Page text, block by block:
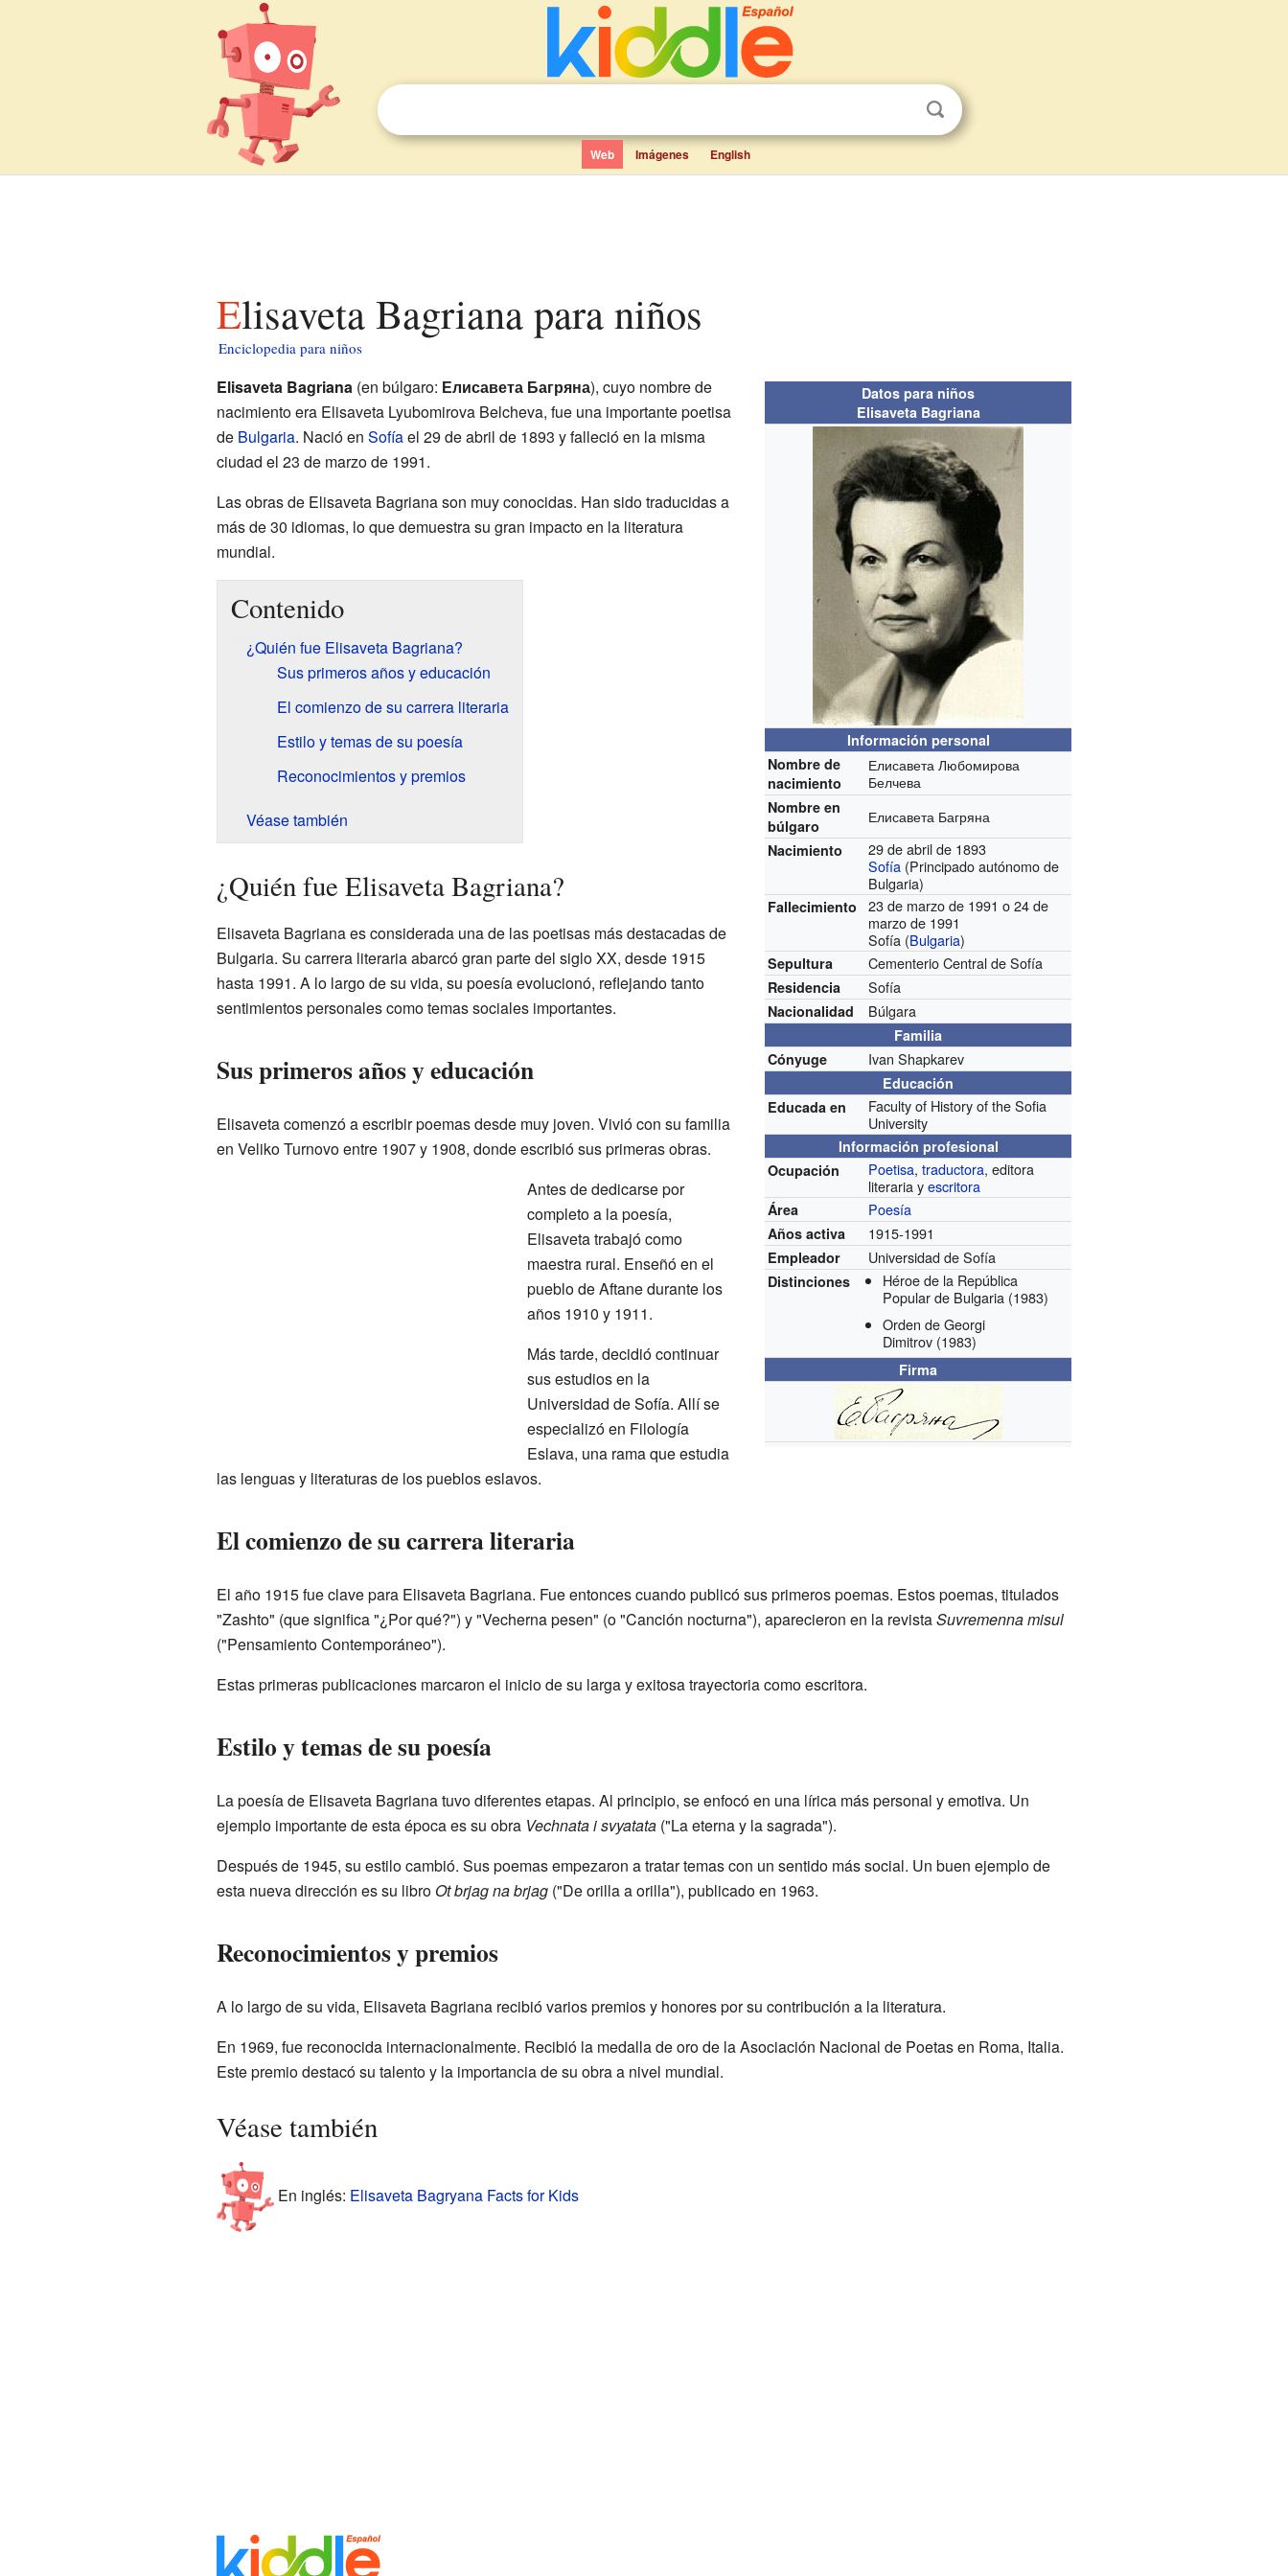
Web Imágenes English
Elisaveta Bagriana para niños
Enciclopedia para niños
Datos para niños
Elisaveta Bagriana
Información personal
Nombre de
nacimiento
Елисавета Любомирова
Белчева
Nombre en
búlgaro
Елисавета Багряна
Nacimiento
29 de abril de 1893
Sofía (Principado autónomo de
Bulgaria)
Fallecimiento
23 de marzo de 1991 o 24 de
marzo de 1991
Sofía (Bulgaria)
Sepultura Cementerio Central de Sofía
Residencia Sofía
Nacionalidad Búlgara
Familia
Cónyuge
Ivan Shapkarev
Educación
Educada en
Faculty of History of the Sofia
University
Información profesional
Ocupación
Poetisa,traductora, editora
literaria yescritora
Área Poesía
Años activa 1915-1991
Empleador Universidad de Sofía
Distinciones
Héroe de la República
Popular de Bulgaria (1983)
Orden de Georgi
Dimitrov (1983)
Firma
Elisaveta Bagriana(en búlgaro: Елисавета Багряна), cuyo nombre de
nacimiento era Elisaveta Lyubomirova Belcheva, fue una importante poetisa
de Bulgaria. Nació en Sofíael 29 de abril de 1893 y falleció en la misma
ciudad el 23 de marzo de 1991.
Las obras de Elisaveta Bagriana son muy conocidas. Han sido traducidas a
más de 30 idiomas, lo que demuestra su gran impacto en la literatura
mundial.
Contenido
¿Quién fue Elisaveta Bagriana?
Sus primeros años y educación
El comienzo de su carrera literaria
Estilo y temas de su poesía
Reconocimientos y premios
Véase también
¿Quién fue Elisaveta Bagriana?
Elisaveta Bagriana es considerada una de las poetisas más destacadas de
Bulgaria. Su carrera literaria abarcó gran parte del siglo XX, desde 1915
hasta 1991. A lo largo de su vida, su poesía evolucionó, reflejando tanto
sentimientos personales como temas sociales importantes.
Sus primeros años y educación
Elisaveta comenzó a escribir poemas desde muy joven. Vivió con su familia
en Veliko Turnovo entre 1907 y 1908, donde escribió sus primeras obras.
Antes de dedicarse por
completo a la poesía,
Elisaveta trabajó como
maestra rural. Enseñó en el
pueblo de Aftane durante los
años 1910 y 1911.
Más tarde, decidió continuar
sus estudios en la
Universidad de Sofía. Allí se
especializó en Filología
Eslava, una rama que estudia
las lenguas y literaturas de los pueblos eslavos.
El comienzo de su carrera literaria
El año 1915 fue clave para Elisaveta Bagriana. Fue entonces cuando publicó sus primeros poemas. Estos poemas, titulados
"Zashto" (que significa "¿Por qué?") y "Vecherna pesen" (o "Canción nocturna"), aparecieron en la revistaSuvremenna misul
("Pensamiento Contemporáneo").
Estas primeras publicaciones marcaron el inicio de su larga y exitosa trayectoria como escritora.
Estilo y temas de su poesía
La poesía de Elisaveta Bagriana tuvo diferentes etapas. Al principio, se enfocó en una lírica más personal y emotiva. Un
ejemplo importante de esta época es su obra Vechnata i svyatata("La eterna y la sagrada").
Después de 1945, su estilo cambió. Sus poemas empezaron a tratar temas con un sentido más social. Un buen ejemplo de
esta nueva dirección es su libro Ot brjag na brjag("De orilla a orilla"), publicado en 1963.
Reconocimientos y premios
A lo largo de su vida, Elisaveta Bagriana recibió varios premios y honores por su contribución a la literatura.
En 1969, fue reconocida internacionalmente. Recibió la medalla de oro de la Asociación Nacional de Poetas en Roma, Italia.
Este premio destacó su talento y la importancia de su obra a nivel mundial.
Véase también
En inglés: Elisaveta Bagryana Facts for Kids